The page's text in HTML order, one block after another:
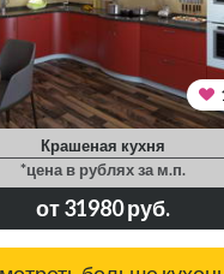
Крашеная кухня
*цена в рублях за м.п.
от 31980 руб.